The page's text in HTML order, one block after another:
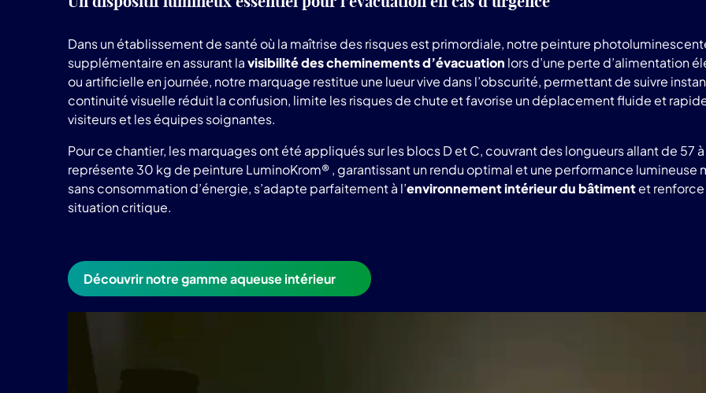
Dans un établissement de santé où la maîtrise des risques est primordiale, notre peinture
supplémentaire en assurant lavisibilité des cheminements d’évacuation lors d’une perte d’alimentation
ou artificielle en journée, notre marquage restitue une lueur vive dans l’obscurité, permettant de suivre
continuité visuelle réduit la confusion, limite les risques de chute et favorise un déplacement fluide et
visiteurs et les équipes soignantes.
Pour ce chantier, les marquages ont été appliqués sur les blocs D et C, couvrant des longueurs allant de 57
représente 30 kg de peinture LuminoKrom® , garantissant un rendu optimal et une performance
sans consommation d’énergie, s’adapte parfaitement à l’environnement intérieur du bâtimentet
situation critique.
Découvrir notre gamme aqueuse intérieur